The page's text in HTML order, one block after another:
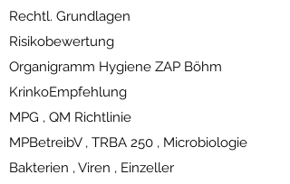
Rechtl. Grundlagen
Risikobewertung
Organigramm Hygiene ZAP Böhm
KrinkoEmpfehlung
MPG , QM Richtlinie
MPBetreibV , TRBA 250 , Microbiologie
Bakterien , Viren , Einzeller